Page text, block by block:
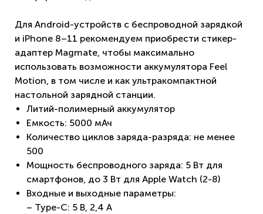
Для Android-устройств с беспроводной зарядкой
и iPhone 8–11 рекомендуем приобрести стикер-
адаптер Magmate, чтобы максимально
использовать возможности аккумулятора Feel
Motion, в том числе и как ультракомпактной
настольной зарядной станции.
Литий-полимерный аккумулятор
Емкость: 5000 мАч
Количество циклов заряда-разряда: не менее
500
Мощность беспроводного заряда: 5 Вт для
смартфонов, до 3 Вт для Apple Watch (2-8)
Входные и выходные параметры:
– Type-C: 5 B, 2,4 A